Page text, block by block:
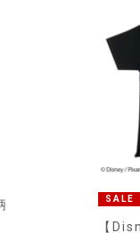
SALE
【